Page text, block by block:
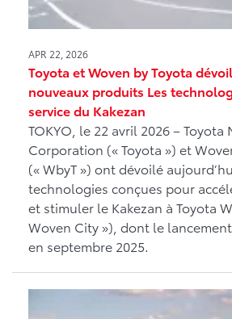
APR 22, 2026
Toyota et Woven by Toyota
nouveaux produits Les
service du Kakezan
TOKYO, le 22 avril 2026 – Toyota
Corporation (« Toyota ») et
(« WbyT ») ont dévoilé
technologies conçues pour
et stimuler le Kakezan à Toyota
Woven City »), dont le
en septembre 2025.